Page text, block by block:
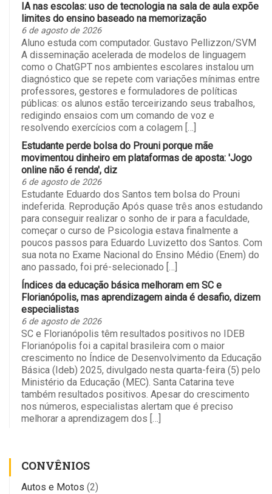
IA nas escolas: uso de tecnologia na sala de aula expõe
limites do ensino baseado na memorização
6 de agosto de 2026
Aluno estuda com computador. Gustavo Pellizzon/SVM
A disseminação acelerada de modelos de linguagem
como o ChatGPT nos ambientes escolares instalou um
diagnóstico que se repete com variações mínimas entre
professores, gestores e formuladores de políticas
públicas: os alunos estão terceirizando seus trabalhos,
redigindo ensaios com um comando de voz e
resolvendo exercícios com a colagem […]
Estudante perde bolsa do Prouni porque mãe
movimentou dinheiro em plataformas de aposta: 'Jogo
online não é renda', diz
6 de agosto de 2026
Estudante Eduardo dos Santos tem bolsa do Prouni
indeferida. Reprodução Após quase três anos estudando
para conseguir realizar o sonho de ir para a faculdade,
começar o curso de Psicologia estava finalmente a
poucos passos para Eduardo Luvizetto dos Santos. Com
sua nota no Exame Nacional do Ensino Médio (Enem) do
ano passado, foi pré-selecionado […]
Índices da educação básica melhoram em SC e
Florianópolis, mas aprendizagem ainda é desafio, dizem
especialistas
6 de agosto de 2026
SC e Florianópolis têm resultados positivos no IDEB
Florianópolis foi a capital brasileira com o maior
crescimento no Índice de Desenvolvimento da Educação
Básica (Ideb) 2025, divulgado nesta quarta-feira (5) pelo
Ministério da Educação (MEC). Santa Catarina teve
também resultados positivos. Apesar do crescimento
nos números, especialistas alertam que é preciso
melhorar a aprendizagem dos […]
CONVÊNIOS
Autos e Motos (2)